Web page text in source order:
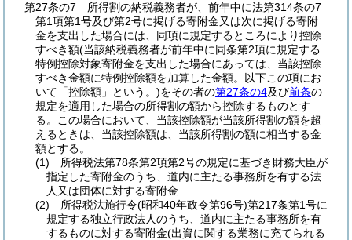
第27条の7
所得割の納税義務者が、前年中に法第314条の7
第1項第1号及び第2号に掲げる寄附金又は次に掲げる寄附
金を支出した場合には、同項に規定するところにより控除
すべき額(当該納税義務者が前年中に同条第2項に規定する
特例控除対象寄附金を支出した場合にあっては、当該控除
すべき金額に特例控除額を加算した金額。以下この項にお
いて「控除額」という。)をその者の第27条の4及び前条の
規定を適用した場合の所得割の額から控除するものとす
る。
この場合において、当該控除額が当該所得割の額を超
えるときは、当該控除額は、当該所得割の額に相当する金
額とする。
(1)
所得税法第78条第2項第2号の規定に基づき財務大臣が
指定した寄附金のうち、道内に主たる事務所を有する法
人又は団体に対する寄附金
(2)
所得税法施行令(昭和40年政令第96号)第217条第1号に
規定する独立行政法人のうち、道内に主たる事務所を有
するものに対する寄附金(出資に関する業務に充てられる